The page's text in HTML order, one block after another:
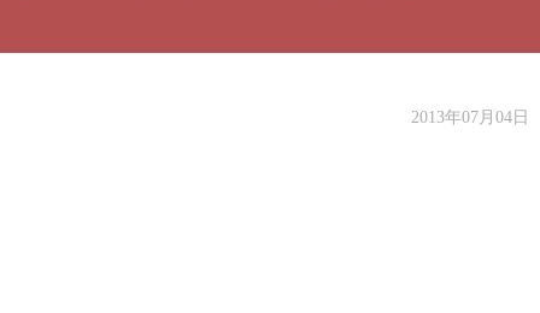
2013年07月04日